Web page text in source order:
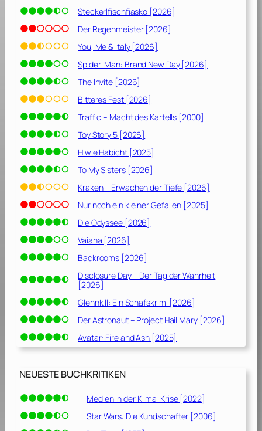
d
n
u
g
[
2
0
2
0
]
Steckerlfischfiasko [2026]
Der Regenmeister [2026]
You, Me & Italy [2026]
Spider-Man: Brand New Day [2026]
The Invite [2026]
Bitteres Fest [2026]
Traffic – Macht des Kartells [2000]
Toy Story 5 [2026]
H wie Habicht [2025]
To My Sisters [2026]
Kraken – Erwachen der Tiefe [2026]
Nur noch ein kleiner Gefallen [2025]
Die Odyssee [2026]
Vaiana [2026]
Backrooms [2026]
Disclosure Day – Der Tag der Wahrheit
[2026]
Glennkill: Ein Schafskrimi [2026]
Der Astronaut – Project Hail Mary [2026]
Avatar: Fire and Ash [2025]
NEUESTE BUCHKRITIKEN
Medien in der Klima-Krise [2022]
Star Wars: Die Kundschafter [2006]